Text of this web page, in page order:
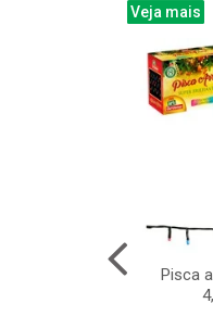
Veja mais
Pisca